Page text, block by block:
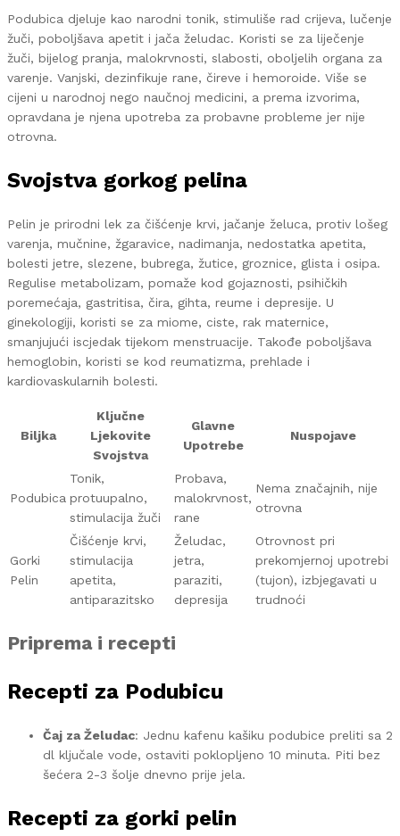
Podubica djeluje kao narodni tonik, stimuliše rad crijeva, lučenje
žuči, poboljšava apetit i jača želudac. Koristi se za liječenje
žuči, bijelog pranja, malokrvnosti, slabosti, oboljelih organa za
varenje. Vanjski, dezinfikuje rane, čireve i hemoroide. Više se
cijeni u narodnoj nego naučnoj medicini, a prema izvorima,
opravdana je njena upotreba za probavne probleme jer nije
otrovna.
Svojstva gorkog pelina
Pelin je prirodni lek za čišćenje krvi, jačanje želuca, protiv lošeg
varenja, mučnine, žgaravice, nadimanja, nedostatka apetita,
bolesti jetre, slezene, bubrega, žutice, groznice, glista i osipa.
Regulise metabolizam, pomaže kod gojaznosti, psihičkih
poremećaja, gastritisa, čira, gihta, reume i depresije. U
ginekologiji, koristi se za miome, ciste, rak maternice,
smanjujući iscjedak tijekom menstruacije. Takođe poboljšava
hemoglobin, koristi se kod reumatizma, prehlade i
kardiovaskularnih bolesti.
Biljka
Ključne
Ljekovite
Svojstva
Glavne
Upotrebe
Nuspojave
Podubica
Tonik,
protuupalno,
stimulacija žuči
Probava,
malokrvnost,
rane
Nema značajnih, nije
otrovna
Gorki
Pelin
Čišćenje krvi,
stimulacija
apetita,
antiparazitsko
Želudac,
jetra,
paraziti,
depresija
Otrovnost pri
prekomjernoj upotrebi
(tujon), izbjegavati u
trudnoći
Priprema i recepti
Recepti za Podubicu
Čaj za Želudac: Jednu kafenu kašiku podubice preliti sa 2
dl ključale vode, ostaviti poklopljeno 10 minuta. Piti bez
šećera 2-3 šolje dnevno prije jela.
Recepti za gorki pelin